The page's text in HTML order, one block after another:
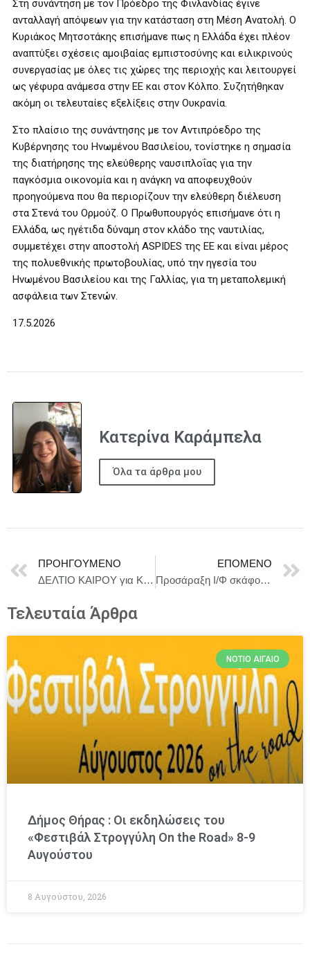
Στη συνάντηση με τον Πρόεδρο της Φινλανδίας έγινε
ανταλλαγή απόψεων για την κατάσταση στη Μέση Ανατολή. Ο
Κυριάκος Μητσοτάκης επισήμανε πως η Ελλάδα έχει πλέον
αναπτύξει σχέσεις αμοιβαίας εμπιστοσύνης και ειλικρινούς
συνεργασίας με όλες τις χώρες της περιοχής και λειτουργεί
ως γέφυρα ανάμεσα στην ΕΕ και στον Κόλπο. Συζητήθηκαν
ακόμη οι τελευταίες εξελίξεις στην Ουκρανία.
Στο πλαίσιο της συνάντησης με τον Αντιπρόεδρο της
Κυβέρνησης του Ηνωμένου Βασιλείου, τονίστηκε η σημασία
της διατήρησης της ελεύθερης ναυσιπλοΐας για την
παγκόσμια οικονομία και η ανάγκη να αποφευχθούν
προηγούμενα που θα περιορίζουν την ελεύθερη διέλευση
στα Στενά του Ορμούζ. Ο Πρωθυπουργός επισήμανε ότι η
Ελλάδα, ως ηγέτιδα δύναμη στον κλάδο της ναυτιλίας,
συμμετέχει στην αποστολή ASPIDES της ΕΕ και είναι μέρος
της πολυεθνικής πρωτοβουλίας, υπό την ηγεσία του
Ηνωμένου Βασιλείου και της Γαλλίας, για τη μεταπολεμική
ασφάλεια των Στενών.
17.5.2026
Κατερίνα Καράμπελα
Όλα τα άρθρα μου
ΠΡΟΗΓΟΎΜΕΝΟ
ΔΕΛΤΙΟ ΚΑΙΡΟΥ για Κυριακή 17/5
ΕΠΌΜΕΝΟ
Προσάραξη Ι/Φ σκάφους στην Μακρόνησο
Τελευταία Άρθρα
ΝΌΤΙΟ ΑΙΓΑΊΟ
Δήμος Θήρας : Οι εκδηλώσεις του
«Φεστιβάλ Στρογγύλη On the Road» 8-9
Αυγούστου
8 Αυγούστου, 2026